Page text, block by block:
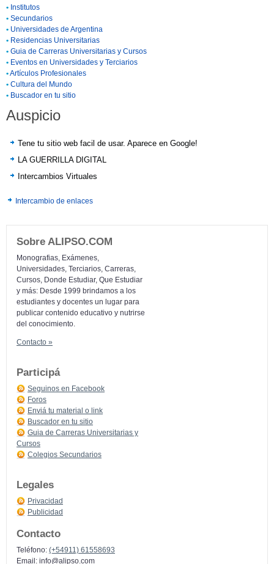
• Institutos
• Secundarios
• Universidades de Argentina
• Residencias Universitarias
• Guia de Carreras Universitarias y Cursos
• Eventos en Universidades y Terciarios
•Artículos Profesionales
• Cultura del Mundo
• Buscador en tu sitio
Auspicio
Tene tu sitio web facil de usar. Aparece en Google!
LA GUERRILLA DIGITAL
Intercambios Virtuales
Intercambio de enlaces
Sobre ALIPSO.COM
Monografias, Exámenes,
Universidades, Terciarios, Carreras,
Cursos, Donde Estudiar, Que Estudiar
y más: Desde 1999 brindamos a los
estudiantes y docentes un lugar para
publicar contenido educativo y nutrirse
del conocimiento.
Contacto »
Participá
Seguinos en Facebook
Foros
Enviá tu material o link
Buscador en tu sitio
Guia de Carreras Universitarias y
Cursos
Colegios Secundarios
Legales
Privacidad
Publicidad
Contacto
Teléfono: (+54911) 61558693
Email: info@alipso.com